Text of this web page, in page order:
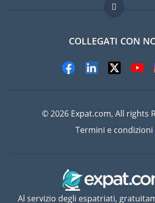
Lavori all'estero
Domande frequenti
COLLEGATI CON
© 2026 Expat.com, All rights
Termini e condizioni
Al servizio degli espatriati,